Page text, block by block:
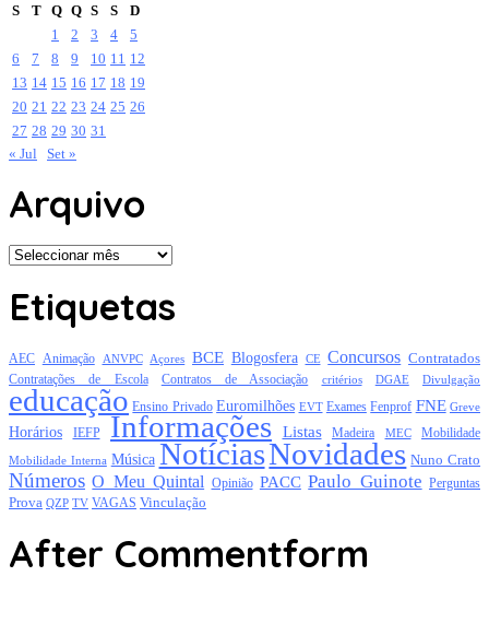
S
T Q Q S S
D
1
2 3 4
5
6
7 8 9 10 11 12
13 14 15 16 17 18 19
20 21 22 23 24 25 26
27 28 29 30 31
« Jul
Set »
Arquivo
Arquivo
Etiquetas
AEC Animação ANVPC Açores BCE Blogosfera CE Concursos Contratados
Contratações de Escola Contratos de Associação critérios DGAE Divulgação
educação Ensino Privado Euromilhões EVT Exames Fenprof FNE Greve
Horários IEFP Informações Listas Madeira MEC Mobilidade
Mobilidade Interna Música NotíciasNovidades Nuno Crato
Números O Meu Quintal Opinião PACC Paulo Guinote Perguntas
Prova QZP TV VAGAS Vinculação
After Commentform